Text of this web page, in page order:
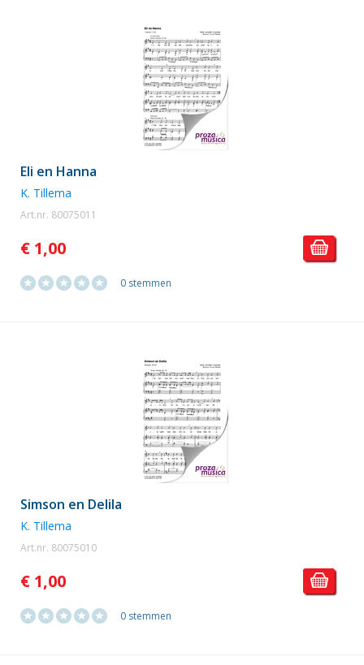
Eli en Hanna
K. Tillema
Art.nr. 80075011
€ 1,00
0 stemmen
Simson en Delila
K. Tillema
Art.nr. 80075010
€ 1,00
0 stemmen